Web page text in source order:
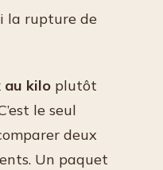
la rupture de
au kilo plutôt
le seul
deux
Un paquet